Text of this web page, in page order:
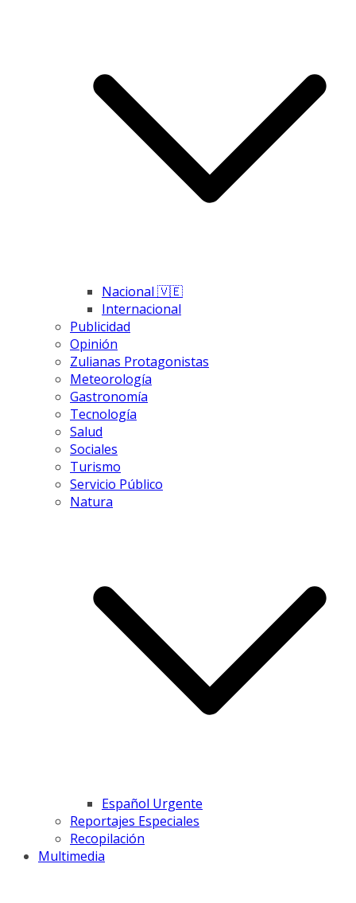
Nacional 🇻🇪
Internacional
Publicidad
Opinión
Zulianas Protagonistas
Meteorología
Gastronomía
Tecnología
Salud
Sociales
Turismo
Servicio Público
Natura
Español Urgente
Reportajes Especiales
Recopilación
Multimedia